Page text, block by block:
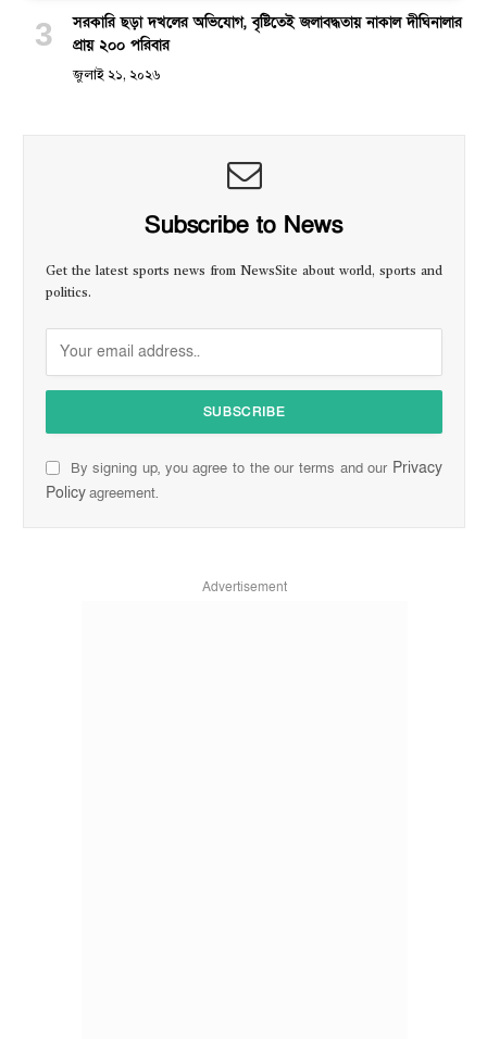
সরকারি ছড়া দখলের অভিযোগ, বৃষ্টিতেই জলাবদ্ধতায় নাকাল দীঘিনালার
প্রায় ২০০ পরিবার
জুলাই ২১, ২০২৬
Subscribe to News
Get the latest sports news from NewsSite about world, sports and
politics.
By signing up, you agree to the our terms and our Privacy
Policyagreement.
Advertisement